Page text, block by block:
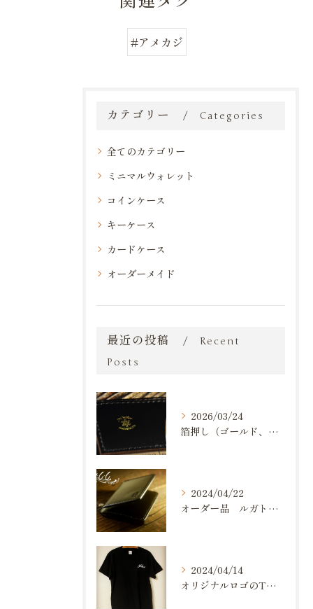
#アメカジ
カテゴリー Categories
全てのカテゴリー
ミニマルウォレット
コインケース
キーケース
カードケース
オーダーメイド
最近の投稿
Recent
Posts
2026/03/24
箔押し（ゴールド、シルバー）が出来るようになりました。
2024/04/22
オーダー品 ルガトショルダー 名刺入れ
2024/04/14
オリジナルロゴのTシャツ作りました💪